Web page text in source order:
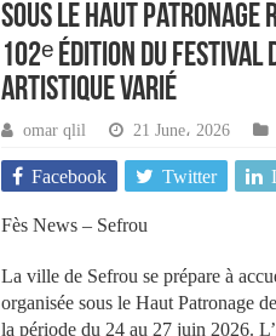
Sous le Haut
102ᵉ édition du
artistique varié
omar qlil 21 June، 2026
Facebook Twitter
Fès News – Sefrou
La ville de Sefrou se prépare à
organisée sous le Haut Patronage
la période du 24 au 27 juin 2026.